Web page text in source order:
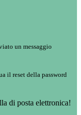
un messaggio
il reset della password
di posta elettronica!